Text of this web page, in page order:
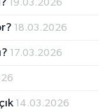
19.03.2026
18.03.2026
17.03.2026
14.03.2026